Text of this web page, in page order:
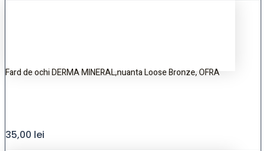
Fard de ochi DERMA MINERAL,nuanta Loose Bronze, OFRA
35,00 lei